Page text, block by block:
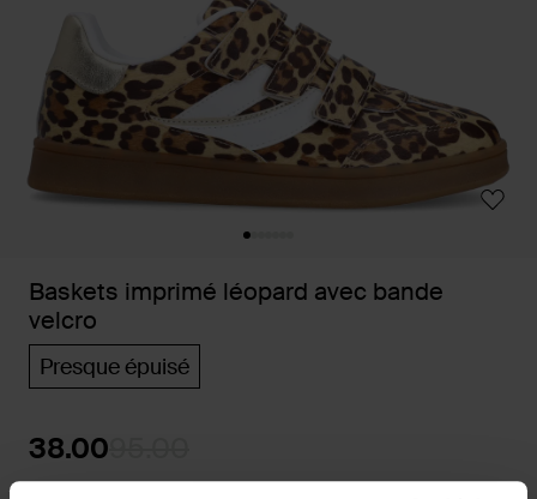
Baskets imprimé léopard avec bande
velcro
Presque épuisé
38.00